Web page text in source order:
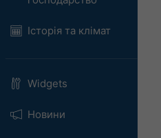
Історія та клімат
Widgets
Новини